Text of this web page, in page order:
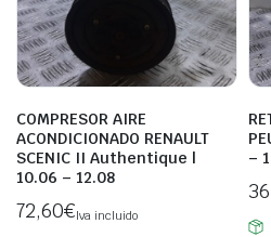
COMPRESOR AIRE
ACONDICIONADO RENAULT
SCENIC II Authentique |
10.06 – 12.08
72,60€Iva incluido
–